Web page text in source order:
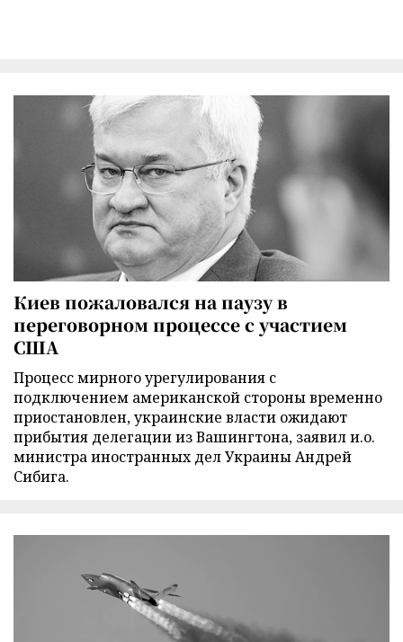
Киев пожаловался на паузу в
переговорном процессе с участием
США
Процесс мирного урегулирования с
подключением американской стороны временно
приостановлен, украинские власти ожидают
прибытия делегации из Вашингтона, заявил и.о.
министра иностранных дел Украины Андрей
Сибига.